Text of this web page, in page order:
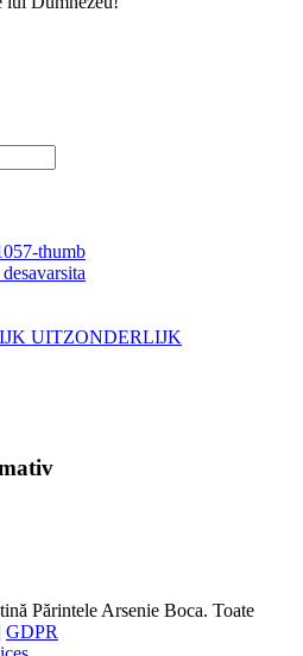
UITZONDERLIJK
Părintele Arsenie Boca. Toate
GDPR